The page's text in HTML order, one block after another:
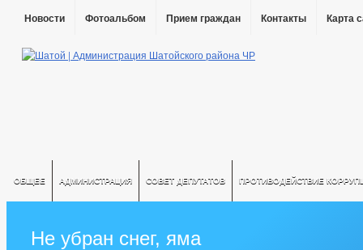
Новости Фотоальбом Прием граждан Контакты Карта
ОБЩЕЕ АДМИНИСТРАЦИЯ СОВЕТ ДЕПУТАТОВ ПРОТИВОДЕЙСТВИЕ
Не убран снег, яма